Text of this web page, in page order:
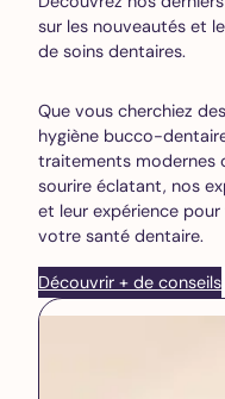
sur les nouveautés et
de soins dentaires.
Que vous cherchiez
hygiène bucco-
traitements modernes
sourire éclatant, nos
et leur expérience
votre santé dentaire.
Découvrir + de conseils